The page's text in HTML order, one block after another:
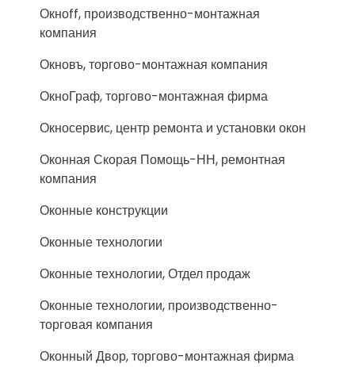
Окноff, производственно-монтажная
компания
Окновъ, торгово-монтажная компания
ОкноГраф, торгово-монтажная фирма
Окносервис, центр ремонта и установки окон
Оконная Скорая Помощь-НН, ремонтная
компания
Оконные конструкции
Оконные технологии
Оконные технологии, Отдел продаж
Оконные технологии, производственно-
торговая компания
Оконный Двор, торгово-монтажная фирма